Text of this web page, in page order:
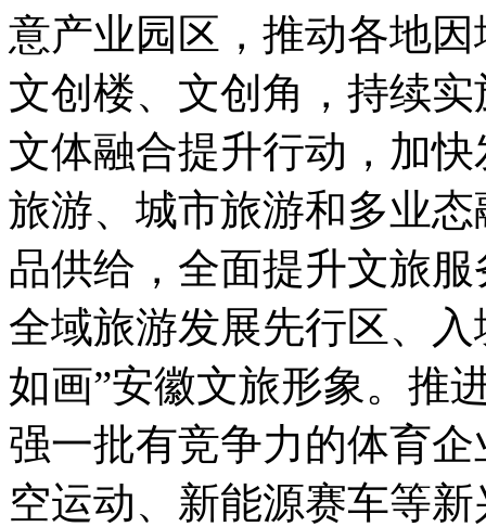
意产业园区，推动各地
文创楼、文创角，持续
文体融合提升行动，加
旅游、城市旅游和多业
品供给，全面提升文旅
全域旅游发展先行区、
如画”安徽文旅形象。推
强一批有竞争力的体育
空运动、新能源赛车等